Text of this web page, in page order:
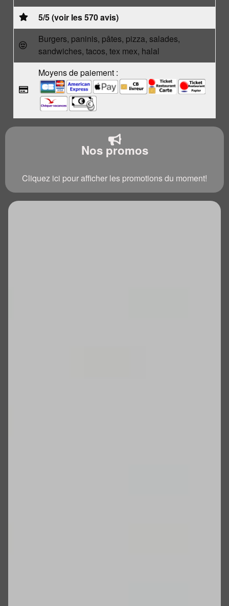
5/5 (voir les 570 avis)
Burgers, paninis, pâtes, pizza, salades,
sandwiches, tacos, tex mex, halal
Moyens de paiement :
Nos promos
Cliquez ici pour afficher les promotions du moment!